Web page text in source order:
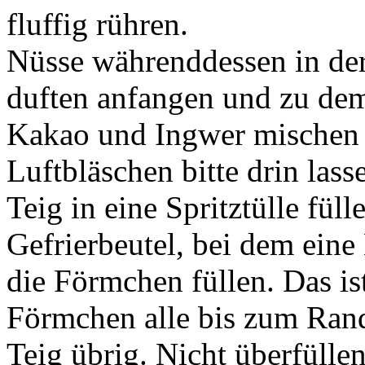
fluffig rühren.
Nüsse währenddessen in
duften anfangen und zu
Kakao und Ingwer
Luftbläschen bitte drin
Teig in eine Spritztülle
Gefrierbeutel, bei dem
die Förmchen füllen. Das
Förmchen alle bis zum
Teig übrig. Nicht